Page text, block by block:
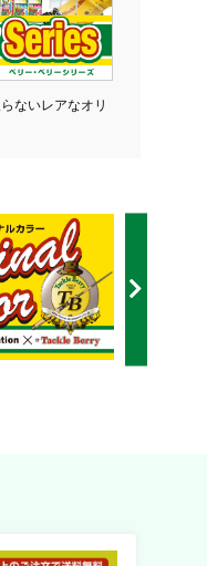
ないレアなオリ